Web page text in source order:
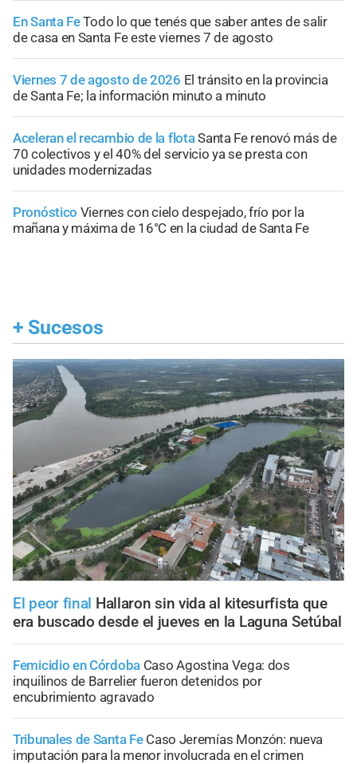
En Santa FeTodo lo que tenés que saber antes de salir
de casa en Santa Fe este viernes 7 de agosto
Viernes 7 de agosto de 2026 El tránsito en la provincia
de Santa Fe; la información minuto a minuto
Aceleran el recambio de la flotaSanta Fe renovó más de
70 colectivos y el 40% del servicio ya se presta con
unidades modernizadas
Pronóstico Viernes con cielo despejado, frío por la
mañana y máxima de 16°C en la ciudad de Santa Fe
+ Sucesos
El peor final Hallaron sin vida al kitesurfista que
era buscado desde el jueves en la Laguna Setúbal
Femicidio en Córdoba Caso Agostina Vega: dos
inquilinos de Barrelier fueron detenidos por
encubrimiento agravado
Tribunales de Santa Fe Caso Jeremías Monzón: nueva
imputación para la menor involucrada en el crimen